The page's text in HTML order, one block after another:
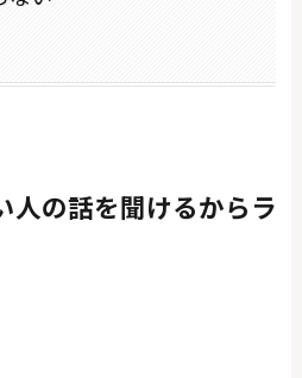
人の話を聞けるからラ